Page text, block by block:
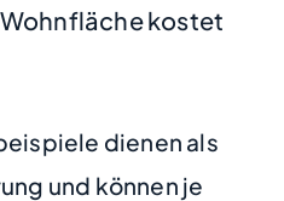
kostet
dienen als
und können je